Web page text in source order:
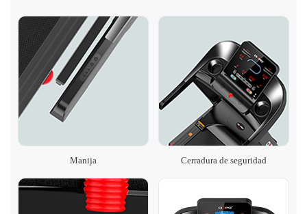
Manija Cerradura de seguridad